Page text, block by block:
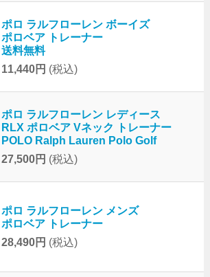
ポロ ラルフローレン ボーイズ
ポロベア トレーナー
送料無料
11,440円 (税込)
ポロ ラルフローレン レディース
RLX ポロベア Vネック トレーナー
POLO Ralph Lauren Polo Golf
27,500円 (税込)
ポロ ラルフローレン メンズ
ポロベア トレーナー
28,490円 (税込)